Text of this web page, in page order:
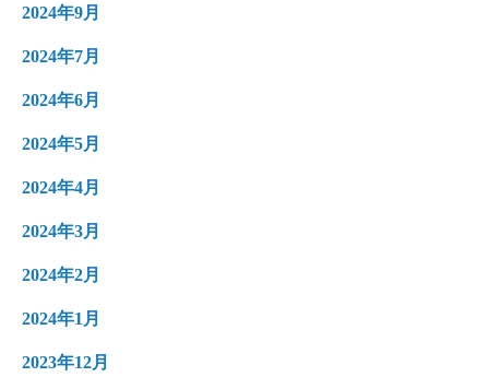
2024年9月
2024年7月
2024年6月
2024年5月
2024年4月
2024年3月
2024年2月
2024年1月
2023年12月